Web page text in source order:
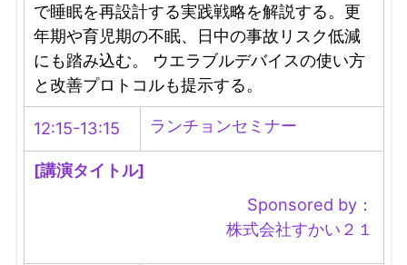
で睡眠を再設計する実践戦略を解説する。更
年期や育児期の不眠、日中の事故リスク低減
にも踏み込む。 ウエラブルデバイスの使い方
と改善プロトコルも提示する。
12:15-13:15 ランチョンセミナー
[講演タイトル]
Sponsored by：
株式会社すかい２１